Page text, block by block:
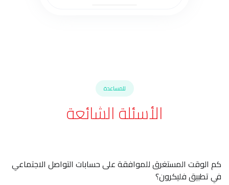
للمساعدة
الأسئلة الشائعة
كم الوقت المستغرق للموافقة على حسابات التواصل الاجتماعي
في تطبيق فليكرون؟